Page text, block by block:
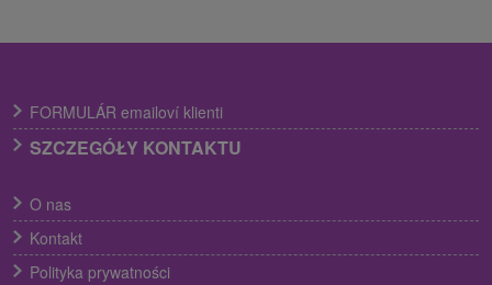
FORMULÁR emailoví klienti
SZCZEGÓŁY KONTAKTU
O nas
Kontakt
Polityka prywatności